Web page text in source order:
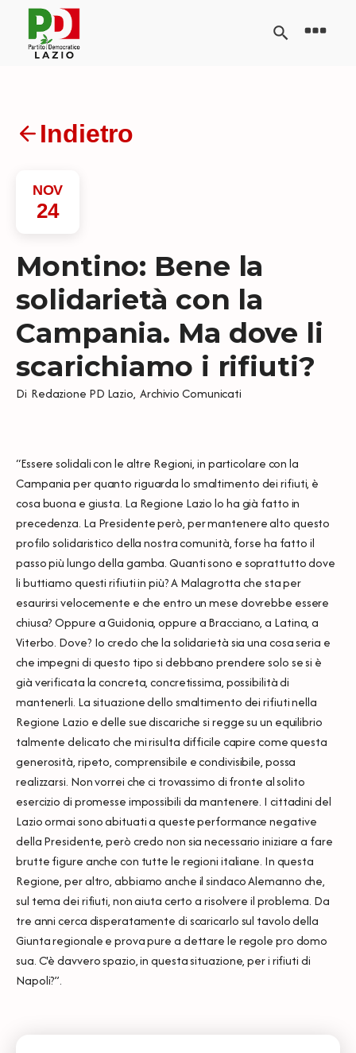
Indietro
NOV
24
Montino: Bene la
solidarietà con la
Campania. Ma dove li
scarichiamo i rifiuti?
Di Redazione PD Lazio, Archivio Comunicati
“Essere solidali con le altre Regioni, in particolare con la
Campania per quanto riguarda lo smaltimento dei rifiuti, è
cosa buona e giusta. La Regione Lazio lo ha già fatto in
precedenza. La Presidente però, per mantenere alto questo
profilo solidaristico della nostra comunità, forse ha fatto il
passo più lungo della gamba. Quanti sono e soprattutto dove
li buttiamo questi rifiuti in più? A Malagrotta che sta per
esaurirsi velocemente e che entro un mese dovrebbe essere
chiusa? Oppure a Guidonia, oppure a Bracciano, a Latina, a
Viterbo. Dove? Io credo che la solidarietà sia una cosa seria e
che impegni di questo tipo si debbano prendere solo se si è
già verificata la concreta, concretissima, possibilità di
mantenerli. La situazione dello smaltimento dei rifiuti nella
Regione Lazio e delle sue discariche si regge su un equilibrio
talmente delicato che mi risulta difficile capire come questa
generosità, ripeto, comprensibile e condivisibile, possa
realizzarsi. Non vorrei che ci trovassimo di fronte al solito
esercizio di promesse impossibili da mantenere. I cittadini del
Lazio ormai sono abituati a queste performance negative
della Presidente, però credo non sia necessario iniziare a fare
brutte figure anche con tutte le regioni italiane. In questa
Regione, per altro, abbiamo anche il sindaco Alemanno che,
sul tema dei rifiuti, non aiuta certo a risolvere il problema. Da
tre anni cerca disperatamente di scaricarlo sul tavolo della
Giunta regionale e prova pure a dettare le regole pro domo
sua. C'è davvero spazio, in questa situazione, per i rifiuti di
Napoli?”.